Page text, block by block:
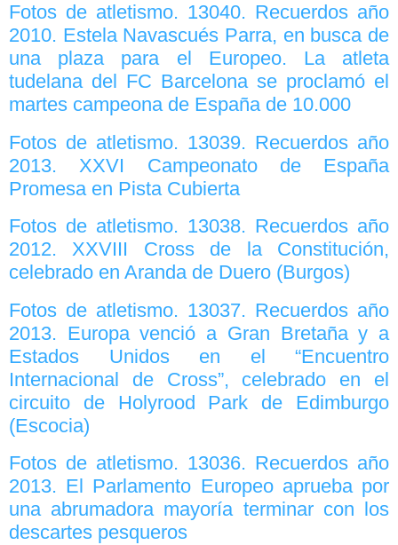
Fotos de atletismo. 13040. Recuerdos año
2010. Estela Navascués Parra, en busca de
una plaza para el Europeo. La atleta
tudelana del FC Barcelona se proclamó el
martes campeona de España de 10.000
Fotos de atletismo. 13039. Recuerdos año
2013. XXVI Campeonato de España
Promesa en Pista Cubierta
Fotos de atletismo. 13038. Recuerdos año
2012. XXVIII Cross de la Constitución,
celebrado en Aranda de Duero (Burgos)
Fotos de atletismo. 13037. Recuerdos año
2013. Europa venció a Gran Bretaña y a
Estados Unidos en el “Encuentro
Internacional de Cross”, celebrado en el
circuito de Holyrood Park de Edimburgo
(Escocia)
Fotos de atletismo. 13036. Recuerdos año
2013. El Parlamento Europeo aprueba por
una abrumadora mayoría terminar con los
descartes pesqueros